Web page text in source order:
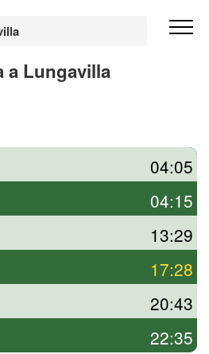
a Lungavilla
04:05
04:15
13:29
17:28
20:43
22:35